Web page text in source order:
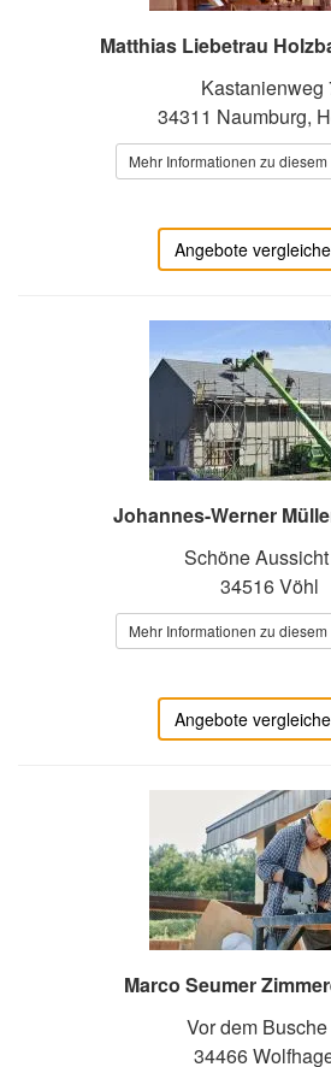
Matthias Liebetrau
Kastanienweg
34311 Naumburg,
Mehr Informationen zu
Angebote
Johannes-Werner
Schöne
34516 Vöhl
Mehr Informationen zu
Angebote
Marco Seumer
Vor dem Busche
34466